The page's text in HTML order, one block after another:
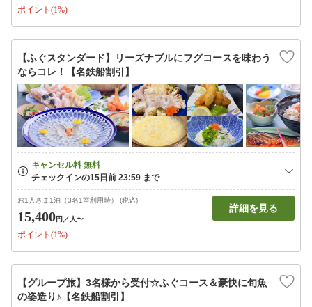
ポイント(1%)
【ふぐスタンダード】リーズナブルにフグコースを味わう
ならコレ！【名鉄船割引】
お1人さま1泊（3名1室利用時） (税込)
15,400円 ／人〜
ポイント(1%)
詳細を見る
【グループ旅】3名様から受付☆ふぐコース＆豪快に旬魚
の姿造り♪【名鉄船割引】